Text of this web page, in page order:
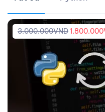
3.000.000VND1.800.000